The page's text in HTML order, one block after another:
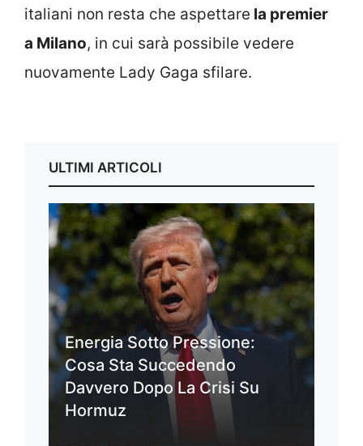
italiani non resta che aspettare la premier
a Milano, in cui sarà possibile vedere
nuovamente Lady Gaga sfilare.
ULTIMI ARTICOLI
Energia Sotto Pressione:
Cosa Sta Succedendo
Davvero Dopo La Crisi Su
Hormuz